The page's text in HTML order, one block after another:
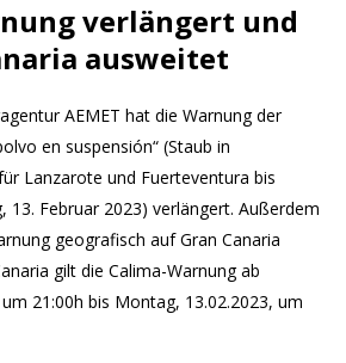
verlängert und
ausweitet
AEMET hat die Warnung der
en suspensión“ (Staub in
Lanzarote und Fuerteventura bis
13. Februar 2023) verlängert. Außerdem
geografisch auf Gran Canaria
gilt die Calima-Warnung ab
21:00h bis Montag, 13.02.2023, um